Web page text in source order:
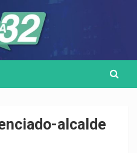
alcalde